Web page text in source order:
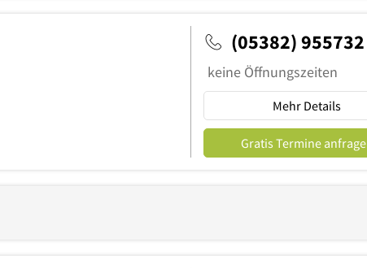
(05382) 955732
keine Öffnungszeiten
Mehr Details
Gratis Termine